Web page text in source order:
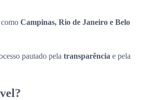
Campinas, Rio de Janeiro e Belo
pautado pela transparência e pela